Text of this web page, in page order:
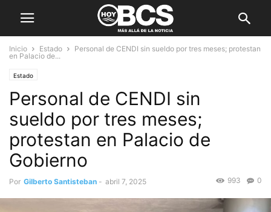
Inicio Estado
Personal de CENDI sin sueldo por tres meses; protestan
en Palacio de...
Estado
Personal de CENDI sin
sueldo por tres meses;
protestan en Palacio de
Gobierno
Por Gilberto Santisteban - abril 7, 2025 0
993